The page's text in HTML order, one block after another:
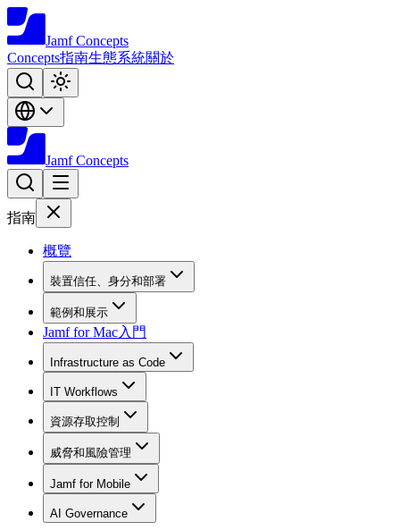
Jamf Concepts
Concepts指南生態系統關於
Jamf Concepts
指南
概覽
裝置信任、身分和部署
範例和展示
Jamf for Mac入門
Infrastructure as Code
IT Workflows
資源存取控制
威脅和風險管理
Jamf for Mobile
AI Governance